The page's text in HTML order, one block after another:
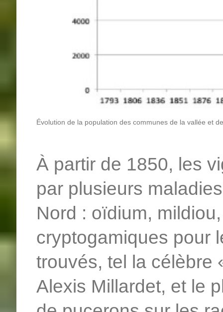
Évolution de la population des communes de la vallée et
À partir de 1850, les
par plusieurs
Nord : oïdium,
cryptogamiques pour
trouvés, tel la célèbre
Alexis Millardet, et le